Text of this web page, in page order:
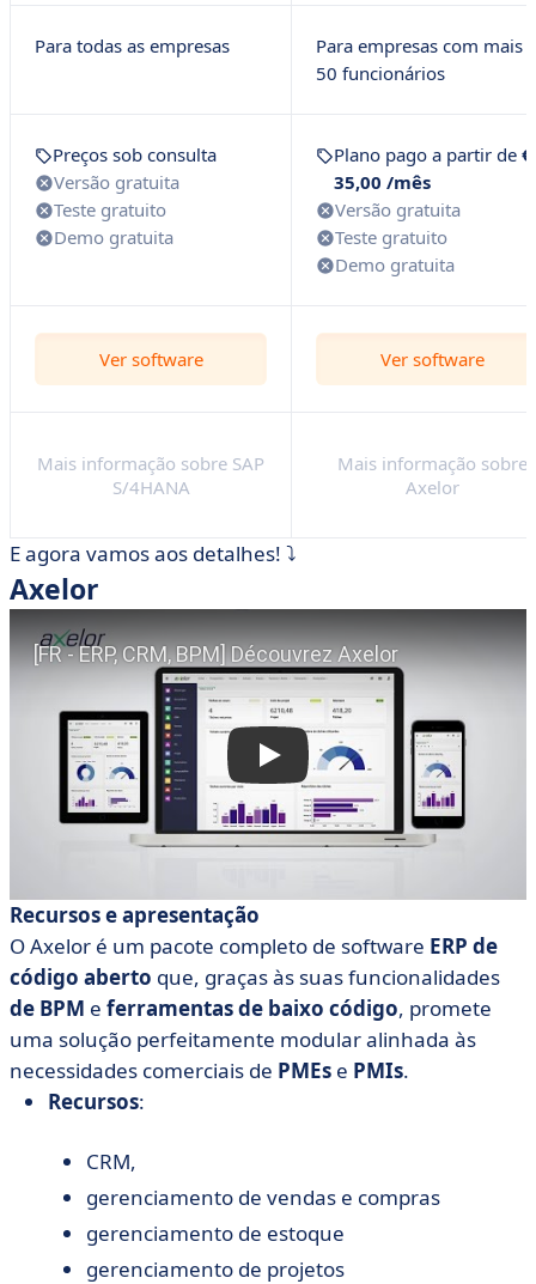
Para todas as empresas
Para empresas com mais
50 funcionários
Preços sob consulta
Versão gratuita
Teste gratuito
Demo gratuita
Plano pago a partir de €
35,00 /mês
Versão gratuita
Teste gratuito
Demo gratuita
Ver software Ver software
Mais informação sobre SAP
S/4HANA
Mais informação sobre
Axelor
E agora vamos aos detalhes! ⤵️
Axelor
Recursos e apresentação
O Axelor é um pacote completo de software ERP de
código aberto que, graças às suas funcionalidades
de BPM e ferramentas de baixo código, promete
uma solução perfeitamente modular alinhada às
necessidades comerciais de PMEs e PMIs.
Recursos:
CRM,
gerenciamento de vendas e compras
gerenciamento de estoque
gerenciamento de projetos